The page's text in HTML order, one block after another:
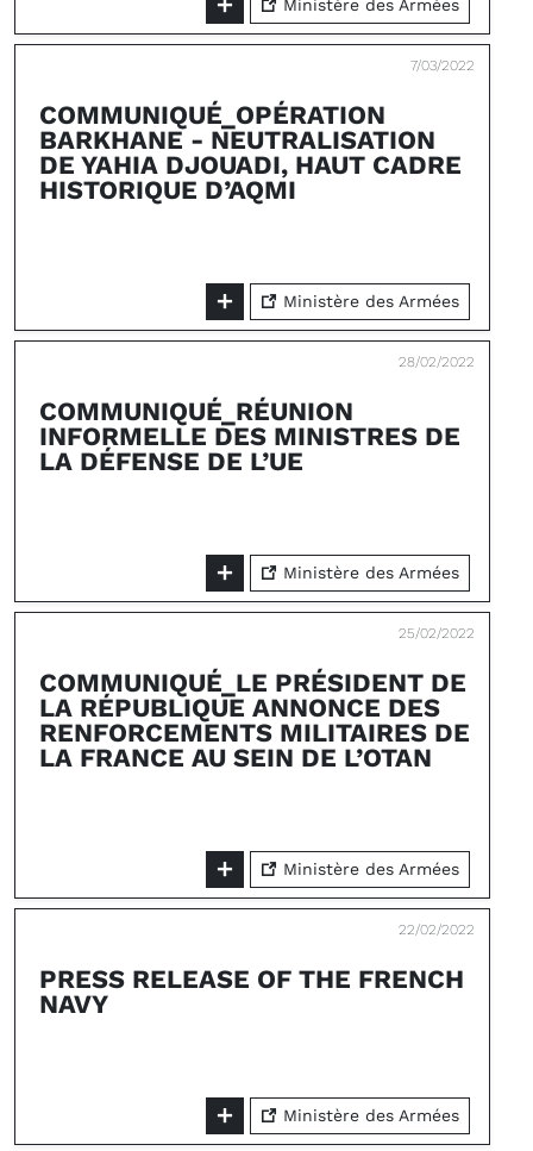
Ministère des Armées
7/03/2022
COMMUNIQUÉ_OPÉRATION
BARKHANE - NEUTRALISATION
DE YAHIA DJOUADI, HAUT CADRE
HISTORIQUE D’AQMI
Ministère des Armées
28/02/2022
COMMUNIQUÉ_RÉUNION
INFORMELLE DES MINISTRES DE
LA DÉFENSE DE L’UE
Ministère des Armées
25/02/2022
COMMUNIQUÉ_LE PRÉSIDENT DE
LA RÉPUBLIQUE ANNONCE DES
RENFORCEMENTS MILITAIRES DE
LA FRANCE AU SEIN DE L’OTAN
Ministère des Armées
22/02/2022
PRESS RELEASE OF THE FRENCH
NAVY
Ministère des Armées